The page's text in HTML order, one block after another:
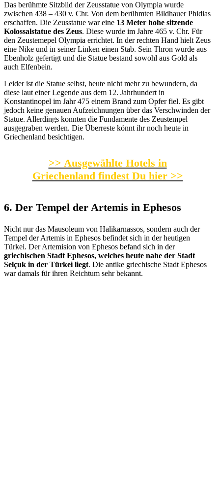
Das berühmte Sitzbild der Zeusstatue von Olympia wurde
zwischen 438 – 430 v. Chr. Von dem berühmten Bildhauer Phidias
erschaffen. Die Zeusstatue war eine 13 Meter hohe sitzende
Kolossalstatue des Zeus. Diese wurde im Jahre 465 v. Chr. Für
den Zeustemepel Olympia errichtet. In der rechten Hand hielt Zeus
eine Nike und in seiner Linken einen Stab. Sein Thron wurde aus
Ebenholz gefertigt und die Statue bestand sowohl aus Gold als
auch Elfenbein.
Leider ist die Statue selbst, heute nicht mehr zu bewundern, da
diese laut einer Legende aus dem 12. Jahrhundert in
Konstantinopel im Jahr 475 einem Brand zum Opfer fiel. Es gibt
jedoch keine genauen Aufzeichnungen über das Verschwinden der
Statue. Allerdings konnten die Fundamente des Zeustempel
ausgegraben werden. Die Überreste könnt ihr noch heute in
Griechenland besichtigen.
>> Ausgewählte Hotels in
Griechenland findest Du hier >>
6. Der Tempel der Artemis in Ephesos
Nicht nur das Mausoleum von Halikarnassos, sondern auch der
Tempel der Artemis in Ephesos befindet sich in der heutigen
Türkei. Der Artemision von Ephesos befand sich in der
griechischen Stadt Ephesos, welches heute nahe der Stadt
Selçuk in der Türkei liegt. Die antike griechische Stadt Ephesos
war damals für ihren Reichtum sehr bekannt.